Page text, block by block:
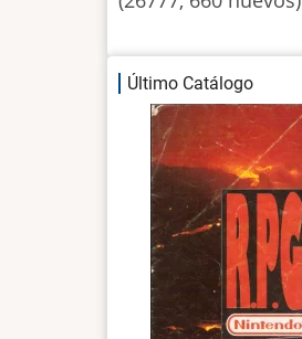
Último Catálogo